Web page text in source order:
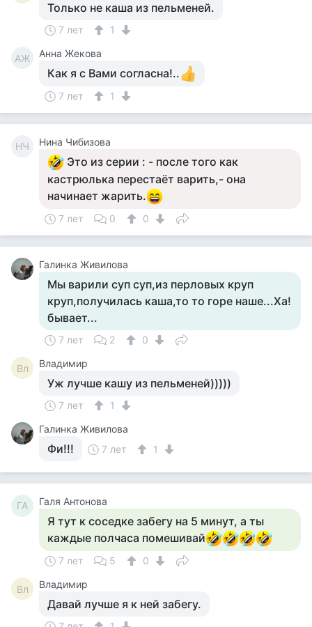
Только не каша из пельменей.
7 лет 1
АЖ Анна Жекова
Как я с Вами согласна!..
7 лет 1
НЧ Нина Чибизова
Это из серии : - после того как
кастрюлька перестаёт варить,- она
начинает жарить.
7 лет 0 0
Галинка Живилова
Мы варили суп суп,из перловых круп
круп,получилась каша,то то горе наше...Ха!
бывает...
7 лет 2 0
Вл Владимир
Уж лучше кашу из пельменей)))))
7 лет
1
Галинка Живилова
Фи!!! 7 лет 1
ГА Галя Антонова
Я тут к соседке забегу на 5 минут, а ты
каждые полчаса помешивай
7 лет 5 0
Вл Владимир
Давай лучше я к ней забегу.